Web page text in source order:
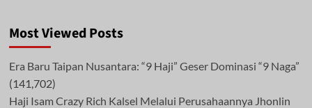
Most Viewed Posts
Era Baru Taipan Nusantara: “9 Haji” Geser Dominasi “9 Naga”
(141,702)
Haji Isam Crazy Rich Kalsel Melalui Perusahaannya Jhonlin